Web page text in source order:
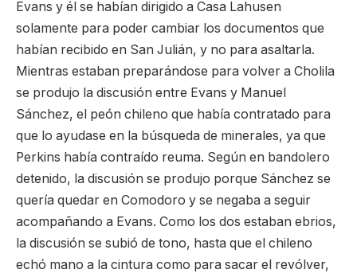
Evans y él se habían dirigido a Casa Lahusen
solamente para poder cambiar los documentos que
habían recibido en San Julián, y no para asaltarla.
Mientras estaban preparándose para volver a Cholila
se produjo la discusión entre Evans y Manuel
Sánchez, el peón chileno que había contratado para
que lo ayudase en la búsqueda de minerales, ya que
Perkins había contraído reuma. Según en bandolero
detenido, la discusión se produjo porque Sánchez se
quería quedar en Comodoro y se negaba a seguir
acompañando a Evans. Como los dos estaban ebrios,
la discusión se subió de tono, hasta que el chileno
echó mano a la cintura como para sacar el revólver,